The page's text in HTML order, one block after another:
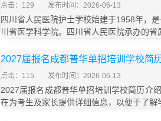
点击：129 发布时间：2026-06-13
四川省人民医院护士学校始建于1958年，
川省医学科学院。四川省人民医院承办的省
2027届报名成都普华单招培训学校简
点击：115 发布时间：2026-06-13
2027届报名成都普华单招培训学校简历介
在为考生及家长提供详细信息，以便于了解